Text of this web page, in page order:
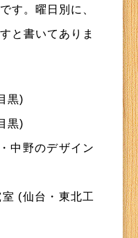
す。曜日別に、
と書いてありま
黒)
黒)
野のデザイン
(仙台・東北工